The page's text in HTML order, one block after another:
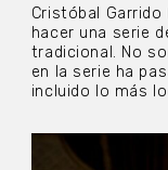
Cristóbal Garrido
hacer una serie
tradicional. No
en la serie ha
incluido lo más